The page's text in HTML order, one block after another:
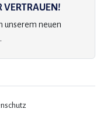
VERTRAUEN!
unserem neuen